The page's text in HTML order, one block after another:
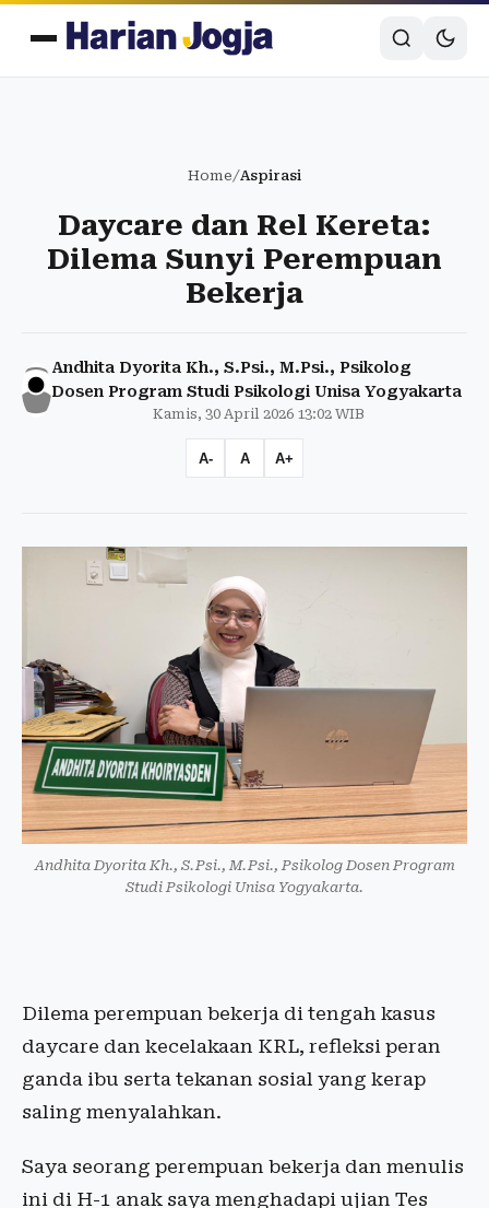
Home/Aspirasi
Daycare dan Rel Kereta:
Dilema Sunyi Perempuan
Bekerja
Andhita Dyorita Kh., S.Psi., M.Psi., Psikolog
Dosen Program Studi Psikologi Unisa Yogyakarta
Kamis, 30 April 2026 13:02 WIB
A- A A+
Andhita Dyorita Kh., S.Psi., M.Psi., Psikolog Dosen Program
Studi Psikologi Unisa Yogyakarta.
Dilema perempuan bekerja di tengah kasus
daycare dan kecelakaan KRL, refleksi peran
ganda ibu serta tekanan sosial yang kerap
saling menyalahkan.
Saya seorang perempuan bekerja dan menulis
ini di H-1 anak saya menghadapi ujian Tes